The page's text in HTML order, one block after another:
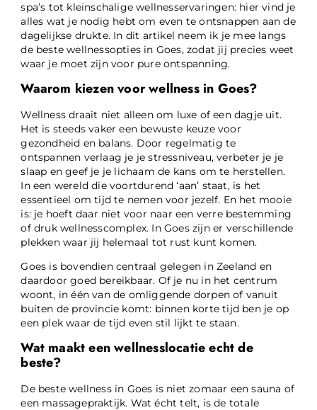
spa’s tot kleinschalige wellnesservaringen: hier vind je
alles wat je nodig hebt om even te ontsnappen aan de
dagelijkse drukte. In dit artikel neem ik je mee langs
de beste wellnessopties in Goes, zodat jij precies weet
waar je moet zijn voor pure ontspanning.
Waarom kiezen voor wellness in Goes?
Wellness draait niet alleen om luxe of een dagje uit.
Het is steeds vaker een bewuste keuze voor
gezondheid en balans. Door regelmatig te
ontspannen verlaag je je stressniveau, verbeter je je
slaap en geef je je lichaam de kans om te herstellen.
In een wereld die voortdurend ‘aan’ staat, is het
essentieel om tijd te nemen voor jezelf. En het mooie
is: je hoeft daar niet voor naar een verre bestemming
of druk wellnesscomplex. In Goes zijn er verschillende
plekken waar jij helemaal tot rust kunt komen.
Goes is bovendien centraal gelegen in Zeeland en
daardoor goed bereikbaar. Of je nu in het centrum
woont, in één van de omliggende dorpen of vanuit
buiten de provincie komt: binnen korte tijd ben je op
een plek waar de tijd even stil lijkt te staan.
Wat maakt een wellnesslocatie echt de
beste?
De beste wellness in Goes is niet zomaar een sauna of
een massagepraktijk. Wat écht telt, is de totale